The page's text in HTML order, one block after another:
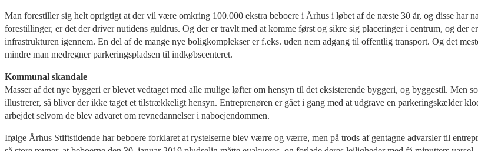
Man forestiller sig helt oprigtigt at der vil være omkring 100.000 ekstra beboere i Århus i løbet af de næste 30 år, og disse har
forestillinger, er det der driver nutidens guldrus. Og der er travlt med at komme først og sikre sig placeringer i centrum, og
infrastrukturen igennem. En del af de mange nye boligkomplekser er f.eks. uden nem adgang til offentlig transport. Og det
mindre man medregner parkeringspladsen til indkøbscenteret.
Kommunal skandale
Masser af det nye byggeri er blevet vedtaget med alle mulige løfter om hensyn til det eksisterende byggeri, og byggestil. Men
illustrerer, så bliver der ikke taget et tilstrækkeligt hensyn. Entreprenøren er gået i gang med at udgrave en parkeringskælder
arbejdet selvom de blev advaret om revnedannelser i naboejendommen.
Ifølge Århus Stiftstidende har beboere forklaret at rystelserne blev værre og værre, men på trods af gentagne advarsler til